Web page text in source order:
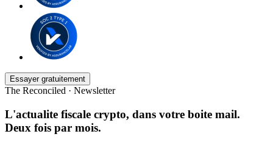
Essayer gratuitement
The Reconciled · Newsletter
L'actualite fiscale crypto, dans votre boite mail.
Deux fois par mois.